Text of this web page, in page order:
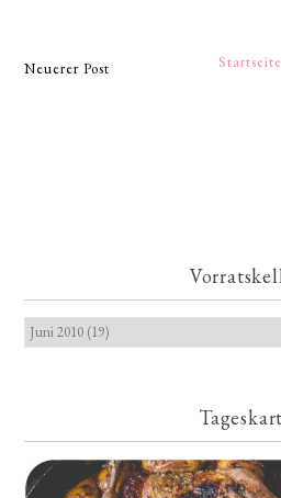
Neuerer Post Startseite